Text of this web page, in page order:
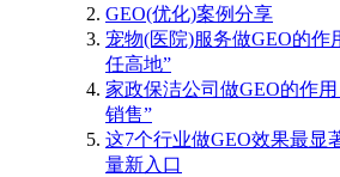
GEO(优化)案例分享
宠物(医院)服务做GEO的作
任高地”
家政保洁公司做GEO的作
销售”
这7个行业做GEO效果最显
量新入口